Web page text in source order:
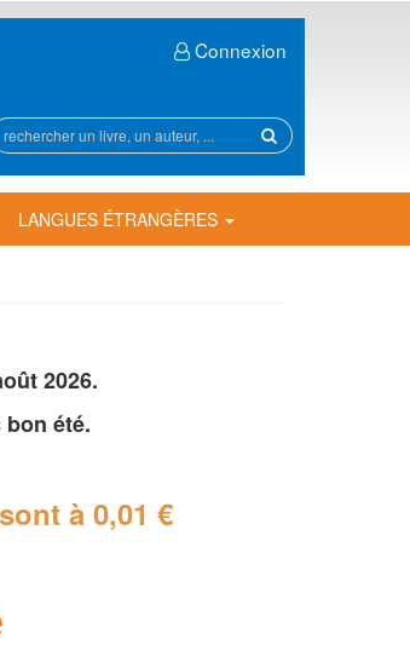
Connexion
sur
site
LANGUES ÉTRANGÈRES
2026.
été.
à 0,01 €